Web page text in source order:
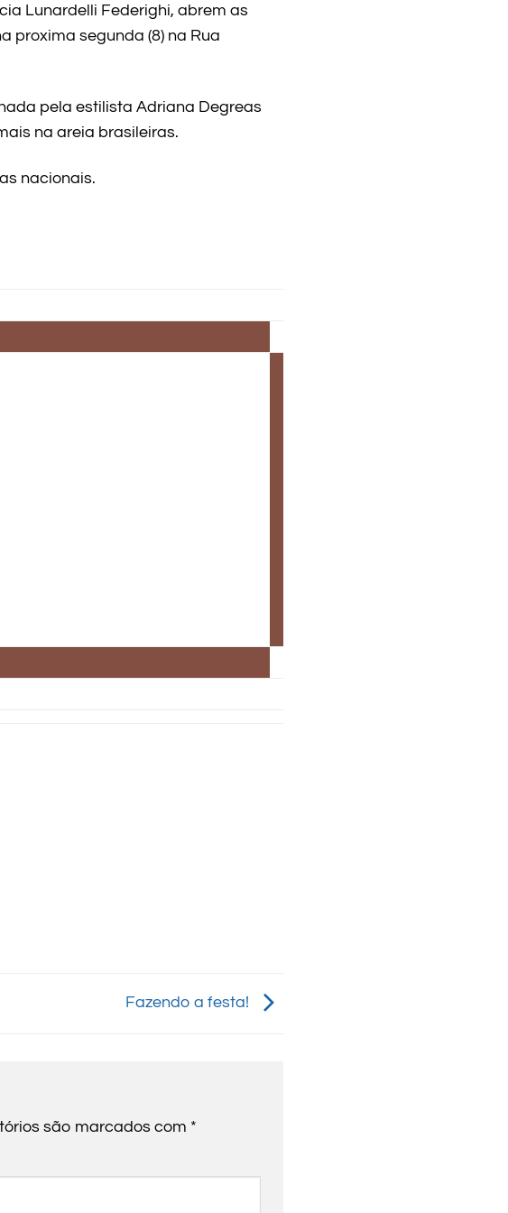
Lunardelli Federighi, abrem as
proxima segunda (8) na Rua
pela estilista Adriana Degreas
na areia brasileiras.
nacionais.
Fazendo a festa!
são marcados com *